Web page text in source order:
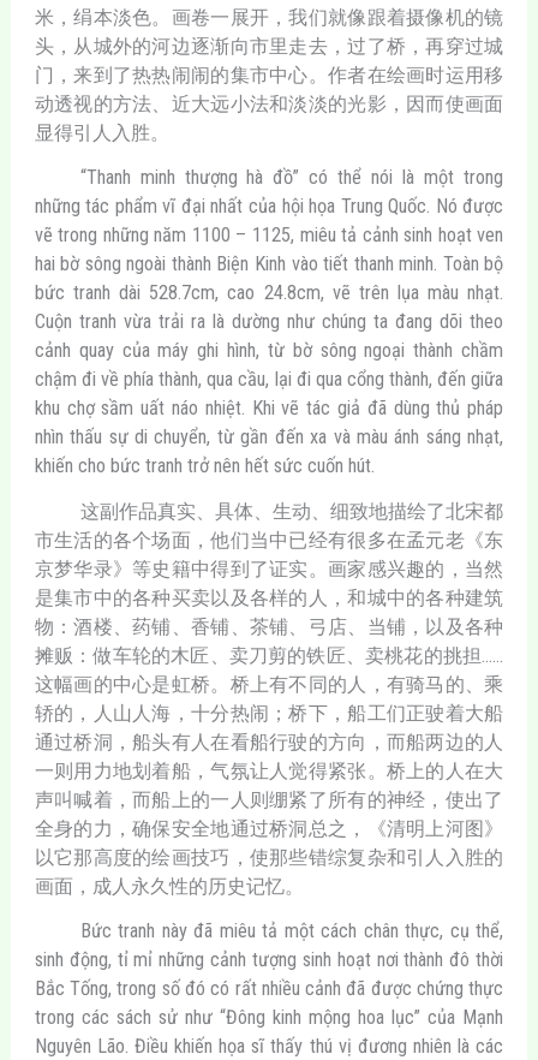
米，绢本淡色。画卷一展开，我们就像跟着摄像机的镜
头，从城外的河边逐渐向市里走去，过了桥，再穿过城
门，来到了热热闹闹的集市中心。作者在绘画时运用移
动透视的方法、近大远小法和淡淡的光影，因而使画面
显得引人入胜。
“Thanh minh thượng hà đồ” có thể nói là một trong
những tác phẩm vĩ đại nhất của hội họa Trung Quốc. Nó được
vẽ trong những năm 1100 – 1125, miêu tả cảnh sinh hoạt ven
hai bờ sông ngoài thành Biện Kinh vào tiết thanh minh. Toàn bộ
bức tranh dài 528.7cm, cao 24.8cm, vẽ trên lụa màu nhạt.
Cuộn tranh vừa trải ra là dường như chúng ta đang dõi theo
cảnh quay của máy ghi hình, từ bờ sông ngoại thành chầm
chậm đi về phía thành, qua cầu, lại đi qua cổng thành, đến giữa
khu chợ sầm uất náo nhiệt. Khi vẽ tác giả đã dùng thủ pháp
nhìn thấu sự di chuyển, từ gần đến xa và màu ánh sáng nhạt,
khiến cho bức tranh trở nên hết sức cuốn hút.
这副作品真实、具体、生动、细致地描绘了北宋都
市生活的各个场面，他们当中已经有很多在孟元老《东
京梦华录》等史籍中得到了证实。画家感兴趣的，当然
是集市中的各种买卖以及各样的人，和城中的各种建筑
物：酒楼、药铺、香铺、茶铺、弓店、当铺，以及各种
摊贩：做车轮的木匠、卖刀剪的铁匠、卖桃花的挑担……
这幅画的中心是虹桥。桥上有不同的人，有骑马的、乘
轿的，人山人海，十分热闹；桥下，船工们正驶着大船
通过桥洞，船头有人在看船行驶的方向，而船两边的人
一则用力地划着船，气氛让人觉得紧张。桥上的人在大
声叫喊着，而船上的一人则绷紧了所有的神经，使出了
全身的力，确保安全地通过桥洞总之，《清明上河图》
以它那高度的绘画技巧，使那些错综复杂和引人入胜的
画面，成人永久性的历史记忆。
Bức tranh này đã miêu tả một cách chân thực, cụ thể,
sinh động, tỉ mỉ những cảnh tượng sinh hoạt nơi thành đô thời
Bắc Tống, trong số đó có rất nhiều cảnh đã được chứng thực
trong các sách sử như “Đông kinh mộng hoa lục” của Mạnh
Nguyên Lão. Điều khiến họa sĩ thấy thú vị đương nhiên là các